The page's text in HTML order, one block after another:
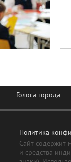
Голоса города
Политика
Сайт содержит
и средства